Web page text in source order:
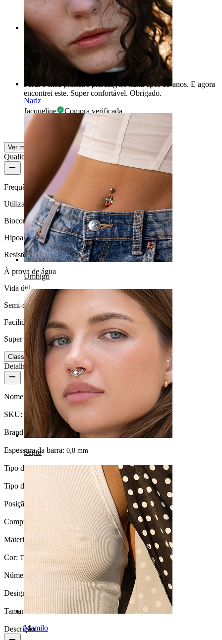
Nariz
Umbigo
Septo
Mamilo
Traduzido com IA Mostrar original
Rating
Perdi o meu primeiro piercing no nariz após 15 anos. E agora
encontrei este. Super confortável. Obrigado.
Jacqueline Compra verificada
Traduzido com IA Mostrar original
Ver mais
Qualidade do produto
Frequência de utilização
Utilização diária
Biocompatibilidade
Hipoalergénica
Resistência à água
À prova de água
Vida útil
Semi-durável
Facilidade de utilização
Super fácil
Classificação
Detalhes do produto
Nome: Nariz screw em PTFE com pedra em várias cores
SKU: Nose-5
Brand:Bodymod Essentials
Espessura da barra: 0,8 mm
Tipo de fecho: Screw para o nariz
Tipo de joia: Stud para o nariz
Posição:
Comprimento: 6 mm
Material:
Cor: Transparente
Número de unidades:1
Design: Simples
Tamanho da bola: 2 mm
Descrição